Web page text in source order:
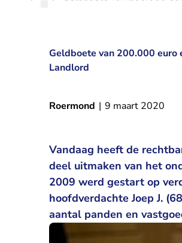
Geldboete van 200.000 euro
Landlord
Roermond | 9 maart 2020
Vandaag heeft de
deel uitmaken van het
2009 werd gestart op
hoofdverdachte Joep J.
aantal panden en